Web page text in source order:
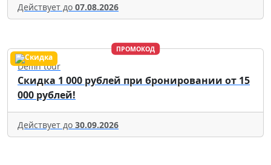
Действует до 07.08.2026
ПРОМОКОД
Delfin tour
Скидка 1 000 рублей при бронировании от 15
000 рублей!
Действует до 30.09.2026